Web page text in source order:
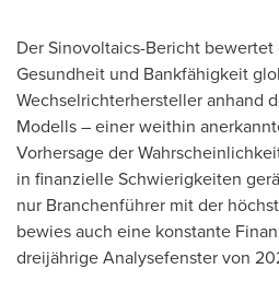
Der Sinovoltaics-Bericht
Gesundheit und Bankfähigkeit
Wechselrichterhersteller anhand
Modells – einer weithin
Vorhersage der
in finanzielle Schwierigkeiten
nur Branchenführer mit der
bewies auch eine konstante
dreijährige Analysefenster von